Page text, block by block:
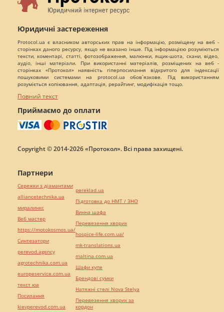
Юридичні застереження
Protocol.ua є власником авторських прав на інформацію, розміщену на веб -
сторінках даного ресурсу, якщо не вказано інше. Під інформацією розуміються
тексти, коментарі, статті, фотозображення, малюнки, ящик-шота, скани, відео,
аудіо, інші матеріали. При використанні матеріалів, розміщених на веб -
сторінках «Протокол» наявність гіперпосилання відкритого для індексації
пошуковими системами на protocol.ua обов`язкове. Під використанням
розуміється копіювання, адаптація, рерайтинг, модифікація тощо.
Повний текст
Приймаємо до оплати
Copyright © 2014-2026 «Протокол». Всі права захищені.
Партнери
Сережки з діамантами
alliancetechnika.ua
миралинкс
Веб мастер
https://motokosmos.ua/
Синтезатори
perevod.agency
agrotechnika.com.ua
europeservice.com.ua
текст юа
Посилання
kievperevod.com.ua
pereklad.ua
Підготовка до НМТ / ЗНО
Винна шафа
Перевезення хворих
hospice-life.com.ua/
mk-translations.ua
maltina.com.ua
Шафи купе
Брендові сумки
Натяжні стелі Nova Stelya
Перевезення хворих за
кордон